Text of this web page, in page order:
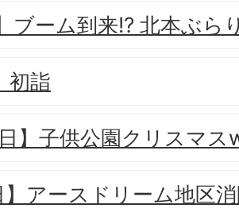
ブーム到来!? 北本ぶら
初詣
日】子供公園クリスマス
】アースドリーム地区